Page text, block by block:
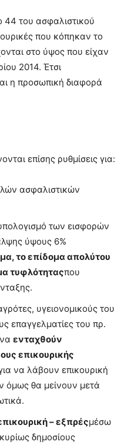
του ασφαλιστικού
που κόπηκαν το
στο ύψος που είχαν
2014. Έτσι
η προσωπική διαφορά
επίσης ρυθμίσεις για:
ασφαλιστικών
των εισφορών
ύψους 6%
το επίδομα απολύτου
τυφλότηταςπου
υγειονομικούς του
επαγγελματίες του πρ.
ενταχθούν
επικουρικής
να λάβουν επικουρική
όμως θα μείνουν μετά
– εξπρέςμέσω
δημοσίους